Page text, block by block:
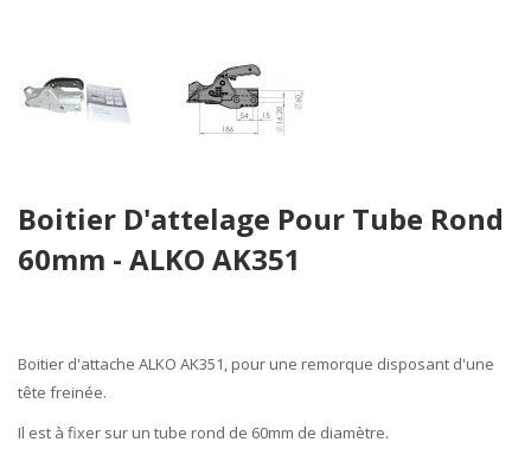
to
beginning
gallery
Boitier D'attelage Pour Tube Rond
60mm - ALKO AK351
Boitier d'attache ALKO AK351, pour une remorque disposant d'une
tête freinée.
Il est à fixer sur un tube rond de 60mm de diamètre.